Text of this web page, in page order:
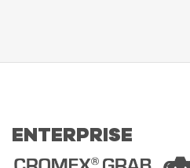
ENTERPRISE